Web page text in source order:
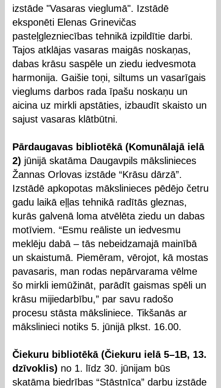
izstāde "Vasaras vieglumā". Izstādē
eksponēti Elenas Grinevičas
pasteļglezniecības tehnikā izpildītie darbi.
Tajos atklājas vasaras maigās noskaņas,
dabas krāsu saspēle un ziedu iedvesmota
harmonija. Gaišie toņi, siltums un vasarīgais
vieglums darbos rada īpašu noskaņu un
aicina uz mirkli apstāties, izbaudīt skaisto un
sajust vasaras klātbūtni.
Pārdaugavas bibliotēkā (Komunālajā ielā
2) jūnijā skatāma Daugavpils mākslinieces
Žannas Orlovas izstāde “Krāsu dārzā”.
Izstādē apkopotas mākslinieces pēdējo četru
gadu laikā eļļas tehnikā radītās gleznas,
kurās galvenā loma atvēlēta ziedu un dabas
motīviem. “Esmu reāliste un iedvesmu
meklēju dabā – tās nebeidzamajā mainībā
un skaistumā. Piemēram, vērojot, kā mostas
pavasaris, man rodas nepārvarama vēlme
šo mirkli iemūžināt, parādīt gaismas spēli un
krāsu mijiedarbību,” par savu radošo
procesu stāsta māksliniece. Tikšanās ar
mākslinieci notiks 5. jūnijā plkst. 16.00.
Čiekuru bibliotēkā (Čiekuru ielā 5–1B, 13.
dzīvoklis) no 1. līdz 30. jūnijam būs
skatāma biedrības “Stāstnīca” darbu izstāde